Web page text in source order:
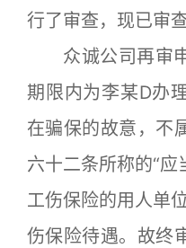
行了审查，现已审查
众诚公司再审申
期限内为李某D办
在骗保的故意，不
六十二条所称的“
工伤保险的用人单
伤保险待遇。故终